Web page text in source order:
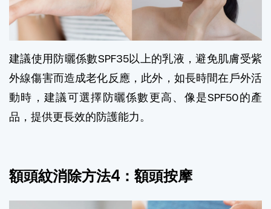
建議使用防曬係數SPF35以上的乳液，避免肌膚受紫
外線傷害而造成老化反應，此外，如長時間在戶外活
動時，建議可選擇防曬係數更高、像是SPF50的產
品，提供更長效的防護能力。
額頭紋消除方法4：額頭按摩